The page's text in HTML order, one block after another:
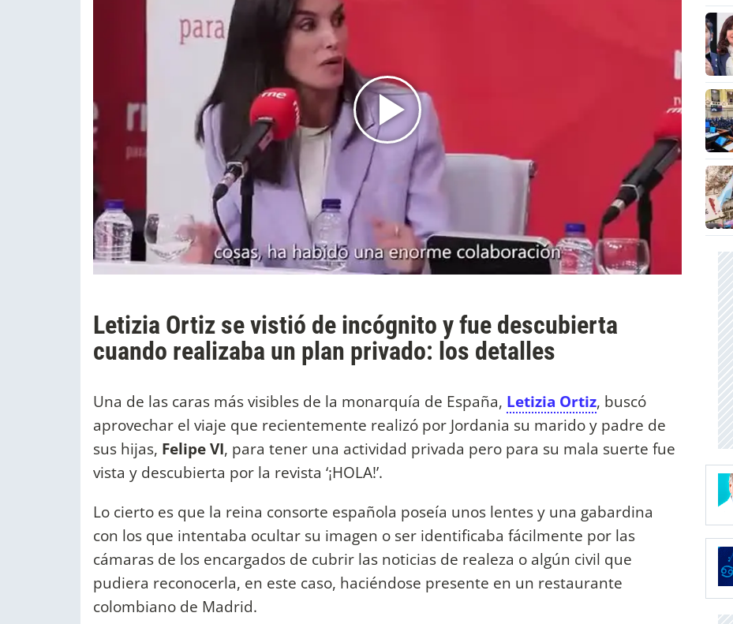
Letizia Ortiz se vistió de incógnito y fue descubierta
cuando realizaba un plan privado: los detalles
Una de las caras más visibles de la monarquía de España, Letizia Ortiz, buscó
aprovechar el viaje que recientemente realizó por Jordania su marido y padre de
sus hijas, Felipe VI, para tener una actividad privada pero para su mala suerte fue
vista y descubierta por la revista ‘¡HOLA!’.
Lo cierto es que la reina consorte española poseía unos lentes y una gabardina
con los que intentaba ocultar su imagen o ser identificaba fácilmente por las
cámaras de los encargados de cubrir las noticias de realeza o algún civil que
pudiera reconocerla, en este caso, haciéndose presente en un restaurante
colombiano de Madrid.